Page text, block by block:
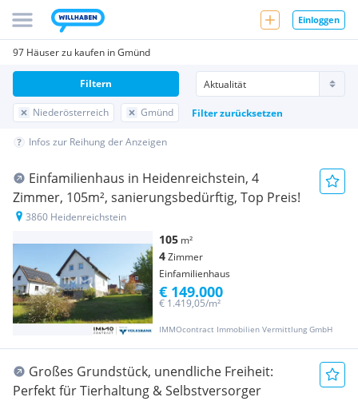
Einloggen
97 Häuser zu kaufen in Gmünd
Niederösterreich Gmünd Filter zurücksetzen
Filtern
Infos zur Reihung der Anzeigen
Einfamilienhaus in Heidenreichstein, 4
Zimmer, 105m², sanierungsbedürftig, Top Preis!
3860 Heidenreichstein
105 m²
4Zimmer
Einfamilienhaus
IMMOcontract Immobilien Vermittlung GmbH
€ 1.419,05/m²
€ 149.000
Großes Grundstück, unendliche Freiheit:
Perfekt für Tierhaltung & Selbstversorger